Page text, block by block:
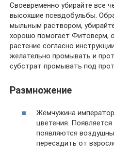
Своевременно убирайте все
высохшие псевдобульбы.
мыльным раствором,
хорошо помогает Фитоверм,
растение согласно
желательно промывать и
субстрат промывать под
Размножение
Жемчужина
цветения.
появляются
пересадить от